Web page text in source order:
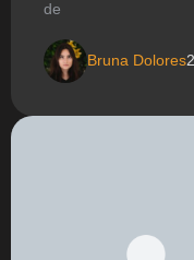
de
Bruna Dolores